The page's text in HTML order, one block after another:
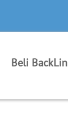
Beli